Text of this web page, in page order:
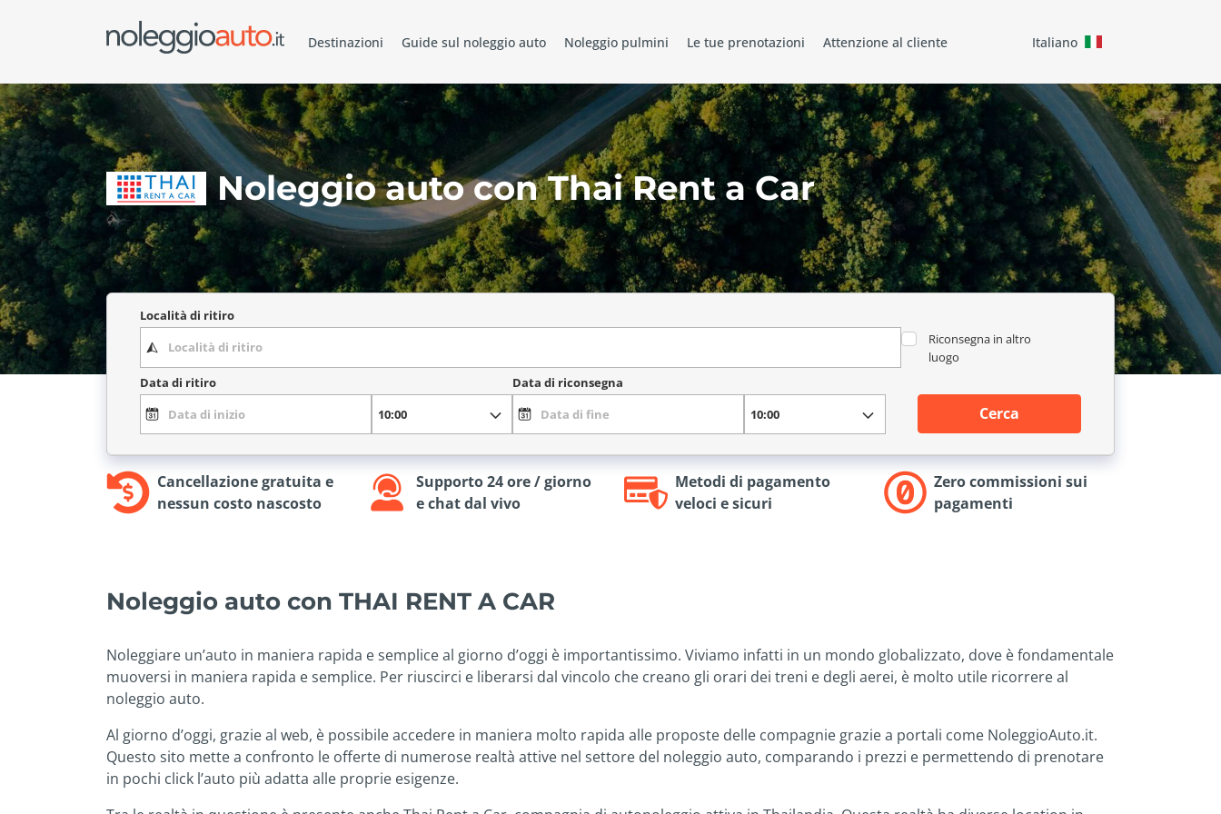
Destinazioni Guide sul noleggio auto Noleggio pulmini Le tue prenotazioni Attenzione al cliente Italiano
Noleggio auto con Thai Rent a Car
Località di ritiro
Riconsegna in altro
luogo
Data di ritiro
Data di riconsegna
Cerca
Cancellazione gratuita e
nessun costo nascosto
Supporto 24 ore / giorno
e chat dal vivo
Metodi di pagamento
veloci e sicuri
Zero commissioni sui
pagamenti
Noleggio auto con THAI RENT A CAR
Noleggiare un’auto in maniera rapida e semplice al giorno d’oggi è importantissimo. Viviamo infatti in un mondo globalizzato, dove è fondamentale
muoversi in maniera rapida e semplice. Per riuscirci e liberarsi dal vincolo che creano gli orari dei treni e degli aerei, è molto utile ricorrere al
noleggio auto.
Al giorno d’oggi, grazie al web, è possibile accedere in maniera molto rapida alle proposte delle compagnie grazie a portali come NoleggioAuto.it.
Questo sito mette a confronto le offerte di numerose realtà attive nel settore del noleggio auto, comparando i prezzi e permettendo di prenotare
in pochi click l’auto più adatta alle proprie esigenze.